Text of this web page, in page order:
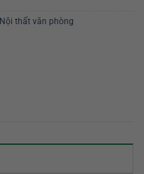
Nội thất văn phòng